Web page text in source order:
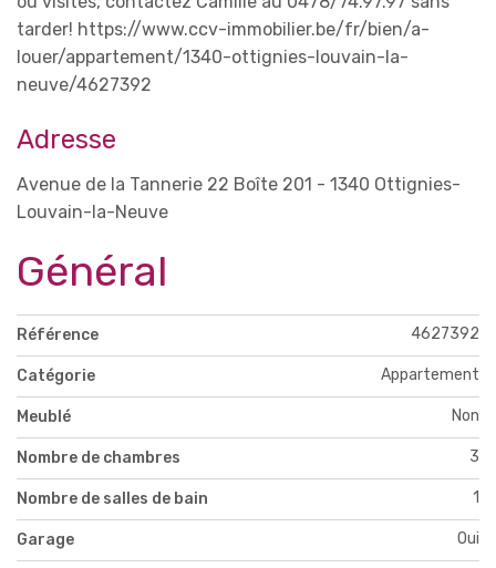
tarder! https://www.ccv-immobilier.be/fr/bien/a-
louer/appartement/1340-ottignies-louvain-la-
neuve/4627392
Adresse
Avenue de la Tannerie 22 Boîte 201 - 1340 Ottignies-
Louvain-la-Neuve
Général
Référence 4627392
Catégorie Appartement
Meublé Non
Nombre de chambres 3
Nombre de salles de bain 1
Garage Oui